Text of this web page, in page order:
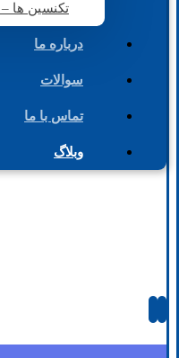
تکنسین ها – 09138193848
درباره ما
سوالات
تماس با ما
وبلاگ